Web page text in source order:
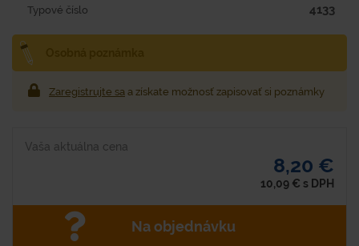
Typové číslo 4133
Zaregistrujte sa a získate možnosť zapisovať si poznámky
Vaša aktuálna cena
8,20 €
10,09 € s DPH
Na objednávku